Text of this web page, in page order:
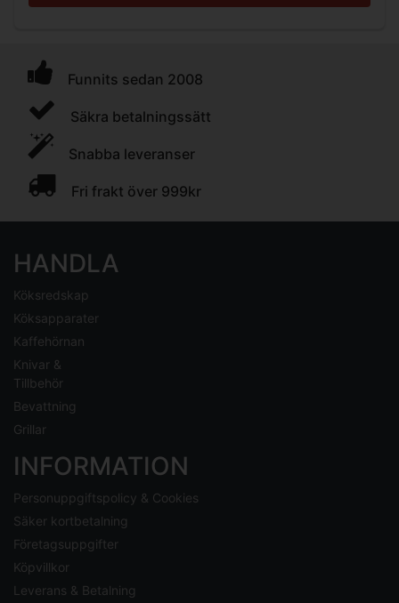
Funnits sedan 2008
Säkra betalningssätt
Snabba leveranser
Fri frakt över 999kr
HANDLA
Köksredskap
Köksapparater
Kaffehörnan
Knivar &
Tillbehör
Bevattning
Grillar
INFORMATION
Personuppgiftspolicy & Cookies
Säker kortbetalning
Företagsuppgifter
Köpvillkor
Leverans & Betalning